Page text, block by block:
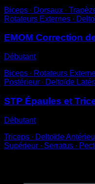
Biceps ∙ Dorsaux ∙
Rotateurs Externes ∙
EMOM Correction
Débutant
Biceps ∙ Rotateurs
Postérieur ∙ Deltoïde
STP Épaules et
Débutant
Triceps ∙ Deltoïde
Supérieur ∙ Serratus ∙